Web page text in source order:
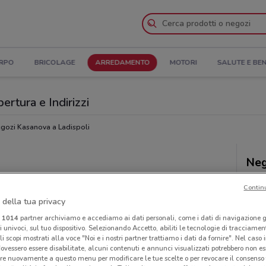
BRICOLAGE ARREDAMENTO MOTORI SALUTE E
e Indirizzi
Kasanova a Ladispoli
della tua privacy
1014partner archiviamo e accediamo ai dati personali, come i dati di navigazione
sul tuo dispositivo. Selezionando Accetto, abiliti le tecnologie di
scopi mostrati alla voce "Noi e i nostri partner trattiamo i dati da fornire". Nel caso
essere disabilitate, alcuni contenuti e annunci visualizzati potrebbero non
nuovamente a questo menu per modificare le tue scelte o per revocare il